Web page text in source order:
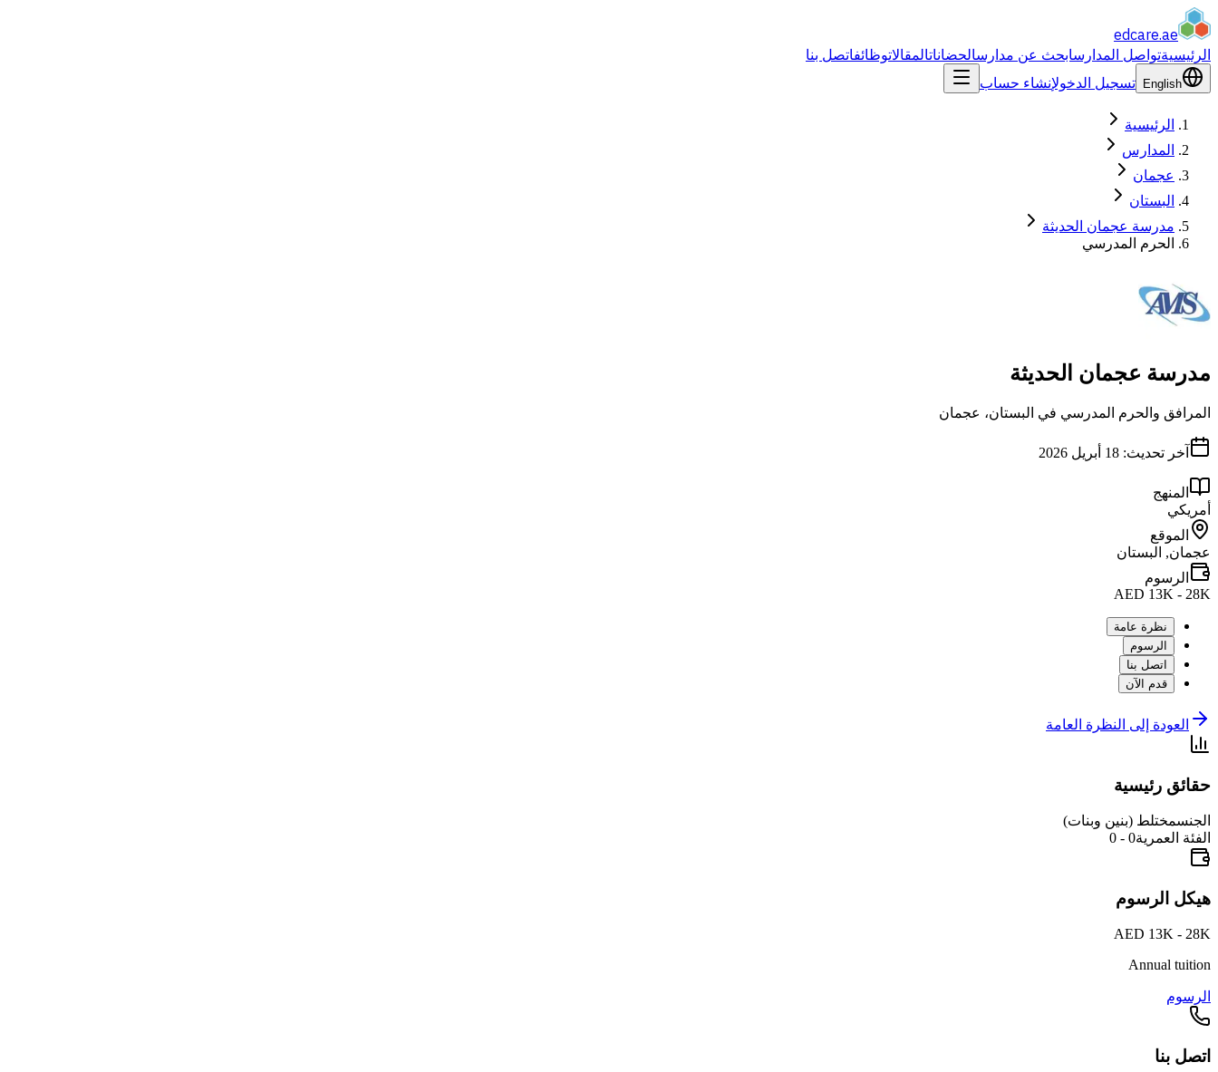
edcare.ae
الرئيسيةتواصل المدارسابحث عن مدارسالحضاناتالمقالاتوظائفاتصل بنا
English تسجيل الدخولإنشاء حساب
الرئيسية
المدارس
عجمان
البستان
مدرسة عجمان الحديثة
الحرم المدرسي
مدرسة عجمان الحديثة
المرافق والحرم المدرسي في البستان، عجمان
آخر تحديث: 18 أبريل 2026
المنهج
أمريكي
الموقع
عجمان, البستان
الرسوم
AED 13K - 28K
نظرة عامة
الرسوم
اتصل بنا
قدم الآن
العودة إلى النظرة العامة
حقائق رئيسية
الجنسمختلط (بنين وبنات)
الفئة العمرية0 - 0
هيكل الرسوم
AED 13K - 28K
Annual tuition
الرسوم
اتصل بنا